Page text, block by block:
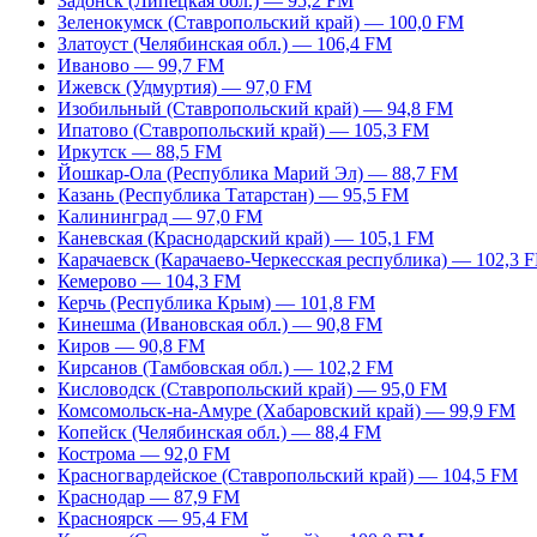
Зеленокумск (Ставропольский край) — 100,0 FM
Златоуст (Челябинская обл.) — 106,4 FM
Иваново — 99,7 FM
Ижевск (Удмуртия) — 97,0 FM
Изобильный (Ставропольский край) — 94,8 FM
Ипатово (Ставропольский край) — 105,3 FM
Иркутск — 88,5 FM
Йошкар-Ола (Республика Марий Эл) — 88,7 FM
Казань (Республика Татарстан) — 95,5 FM
Калининград — 97,0 FM
Каневская (Краснодарский край) — 105,1 FM
Карачаевск (Карачаево-Черкесская республика) — 102,3
Кемерово — 104,3 FM
Керчь (Республика Крым) — 101,8 FM
Кинешма (Ивановская обл.) — 90,8 FM
Киров — 90,8 FM
Кирсанов (Тамбовская обл.) — 102,2 FM
Кисловодск (Ставропольский край) — 95,0 FM
Комсомольск-на-Амуре (Хабаровский край) — 99,9 FM
Копейск (Челябинская обл.) — 88,4 FM
Кострома — 92,0 FM
Красногвардейское (Ставропольский край) — 104,5 FM
Краснодар — 87,9 FM
Красноярск — 95,4 FM